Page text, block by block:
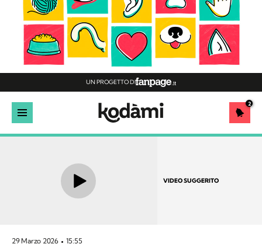
UN PROGETTO DI
2
VIDEO SUGGERITO
29 Marzo 2026 15:55